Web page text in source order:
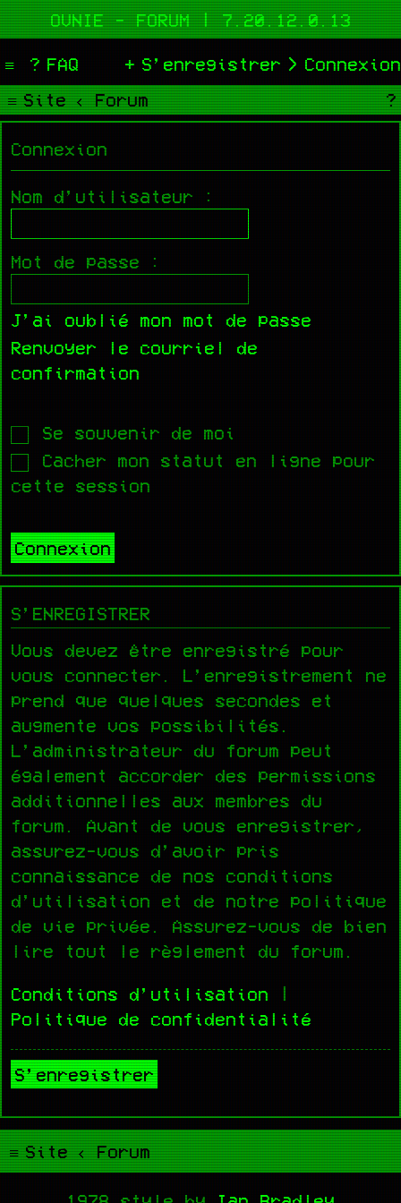
OVNIE - FORUM | 7.20.12.0.13
FAQ Connexion
S’enregistrer
Site Forum
Connexion
Nom d’utilisateur :
Mot de passe :
J’ai oublié mon mot de passe
Renvoyer le courriel de
confirmation
Se souvenir de moi
Cacher mon statut en ligne pour
cette session
S’ENREGISTRER
Vous devez être enregistré pour
vous connecter. L’enregistrement ne
prend que quelques secondes et
augmente vos possibilités.
L’administrateur du forum peut
également accorder des permissions
additionnelles aux membres du
forum. Avant de vous enregistrer,
assurez-vous d’avoir pris
connaissance de nos conditions
d’utilisation et de notre politique
de vie privée. Assurez-vous de bien
lire tout le règlement du forum.
Conditions d’utilisation |
Politique de confidentialité
S’enregistrer
Site Forum